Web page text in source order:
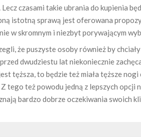
czasami takie ubrania do kupienia
istotną sprawą jest oferowana
w skromnym i niezbyt porywającym
że puszyste osoby również by
dwudziestu lat niekoniecznie
tęższa, to będzie też miała tęższe
tego też powodu jedną z lepszych opcji
bardzo dobrze oczekiwania swoich